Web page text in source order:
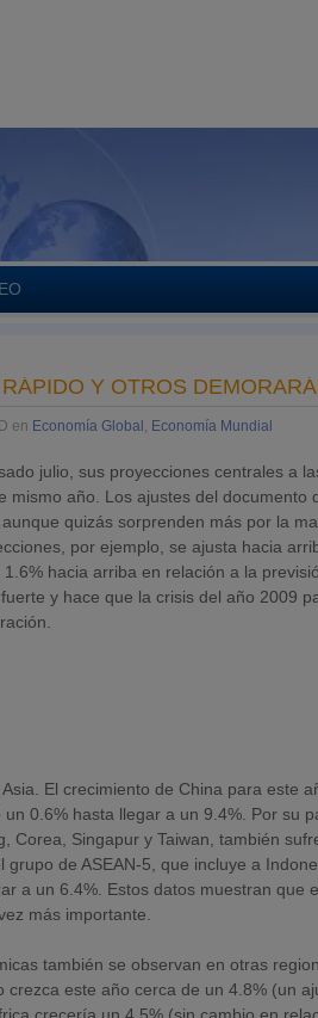
Y OTROS
en Economía Global , Economía Mundial
julio, sus proyecciones centrales a
año. Los ajustes del documento
quizás sorprenden más por la
por ejemplo, se ajusta hacia
hacia arriba en relación a la
y hace que la crisis del año 2009
El crecimiento de China para este
0.6% hasta llegar a un 9.4%. Por su
Corea, Singapur y Taiwan, también
de ASEAN-5, que incluye a
a un 6.4%. Estos datos muestran que
más importante.
también se observan en otras
este año cerca de un 4.8% (un